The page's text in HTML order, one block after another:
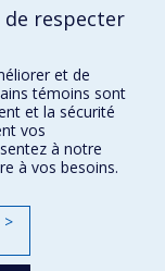
de respecter
et de
témoins sont
et la sécurité
vos
à notre
à vos besoins.
>